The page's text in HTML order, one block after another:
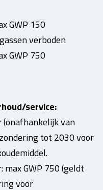
GWP 150
verboden
GWP 750
service:
van
tot 2030 voor
GWP 750 (geldt
voor